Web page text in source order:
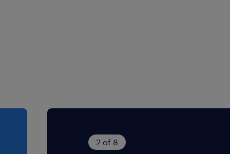
2 of 8